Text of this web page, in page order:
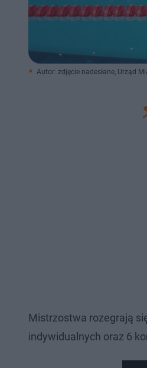
Autor: zdjęcie nadesłane, Urząd
Mistrzostwa rozegrają
indywidualnych oraz 6